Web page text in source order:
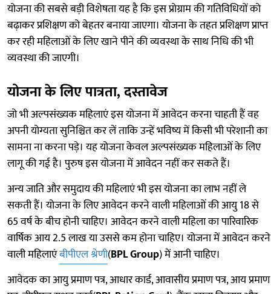
योजना की सबसे बड़ी विशेषता यह है कि इस प्रोग्राम की गतिविधियों को
बढ़ाकर प्रशिक्षण को बेहतर बनाया जाएगा। योजना के तहत प्रशिक्षण प्राप्त
कर रही महिलाओं के लिए खाने पीने की व्यवस्था के साथ निधि की भी
व्यवस्था की जाएगी।
योजना के लिए पात्रता, दस्तावेज
जो भी अल्पसंख्यक महिलाएं इस योजना में आवेदन करना चाहती हैं वह
अपनी योग्यता सुनिश्चित कर लें ताकि उन्हें भविष्य में किसी भी परेशानी का
सामना ना करना पड़े। यह योजना केवल अल्पसंख्यक महिलाओं के लिए
लागू की गई है। पुरुष इस योजना में आवेदन नहीं कर सकते हैं।
अन्य जाति और समुदाय की महिलाएं भी इस योजना का लाभ नहीं ले
सकती हैं। योजना के लिए आवेदन करने वाली महिलाओं की आयु 18 से
65 वर्ष के बीच होनी चाहिए‌। आवेदन करने वाली महिला का पारिवारिक
वार्षिक आय 2.5 लाख या उससे कम होना चाहिए। योजना में आवेदन करने
वाली महिलाएंबीपीएल श्रेणी(BPL Group) में आनी चाहिए।
आवेदक का आयु प्रमाण पत्र, आधार कार्ड, आवासीय प्रमाण पत्र, आय प्रमाण